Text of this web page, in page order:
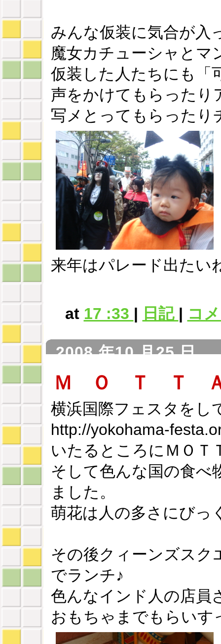
みんな仮装に気合が入
魔女カチューシャとマ
仮装した人たちにも「
声をかけてもらったり
写メとってもらったり
来年はパレード出たい
at 17 :33 | 日記 | コ
2008 年10 月25 日
Ｍ Ｏ Ｔ Ｔ
横浜国際フェスタをし
http://yokohama-
いたるところにＭＯＴ
そして色んな国の食べ
ました。
萌花は人の多さにびっ
その後クィーンズスク
でランチ♪
色んなインド人の店員
おもちゃまでもらいす